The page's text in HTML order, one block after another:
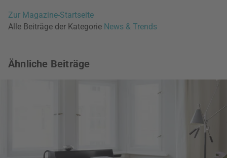
Zur Magazine-Startseite
Alle Beiträge der Kategorie News & Trends
Ähnliche Beiträge